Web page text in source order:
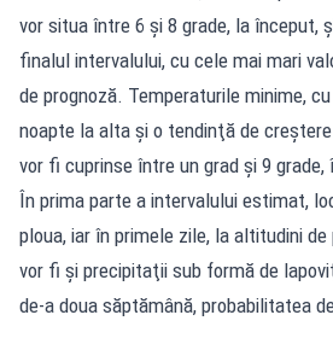
vor situa între 6 şi 8 grade, la început,
finalul intervalului, cu cele mai mari
de prognoză. Temperaturile minime,
noapte la alta şi o tendinţă de
vor fi cuprinse între un grad şi 9 grade,
În prima parte a intervalului estimat,
ploua, iar în primele zile, la altitudini
vor fi şi precipitaţii sub formă de
de-a doua săptămână, probabilitatea